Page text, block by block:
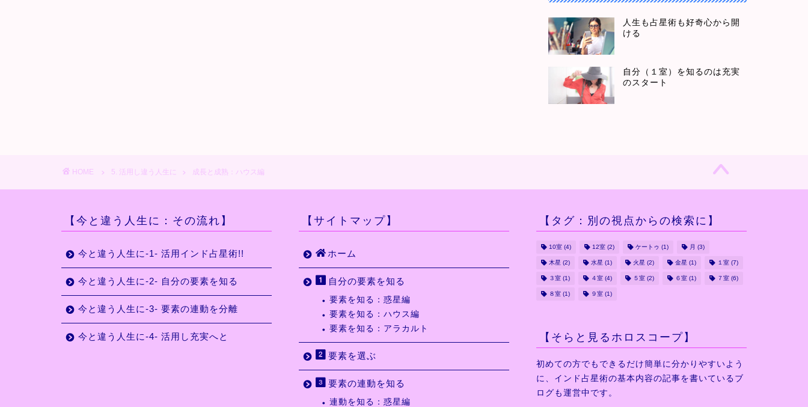
人生も占星術も好奇心から開
ける
自分（１室）を知るのは充実
のスタート
HOME 5. 活用し違う人生に 成長と成熟：ハウス編
【今と違う人生に：その流れ】
今と違う人生に-1- 活用インド占星術!!
今と違う人生に-2- 自分の要素を知る
今と違う人生に-3- 要素の連動を分離
今と違う人生に-4- 活用し充実へと
【サイトマップ】
ホーム
自分の要素を知る
要素を知る：惑星編
要素を知る：ハウス編
要素を知る：アラカルト
要素を選ぶ
要素の連動を知る
連動を知る：惑星編
【タグ：別の視点からの検索に】
10室 (4) 12室 (2) ケートゥ (1) 月 (3)
木星 (2) 水星 (1) 火星 (2) 金星 (1) １室 (7)
３室 (1) ４室 (4) ５室 (2) ６室 (1) ７室 (6)
８室 (1) ９室 (1)
【そらと見るホロスコープ】
初めての方でもできるだけ簡単に分かりやすいよう
に、 インド占星術の基本内容の記事を書いているブ
ログも運営中です。